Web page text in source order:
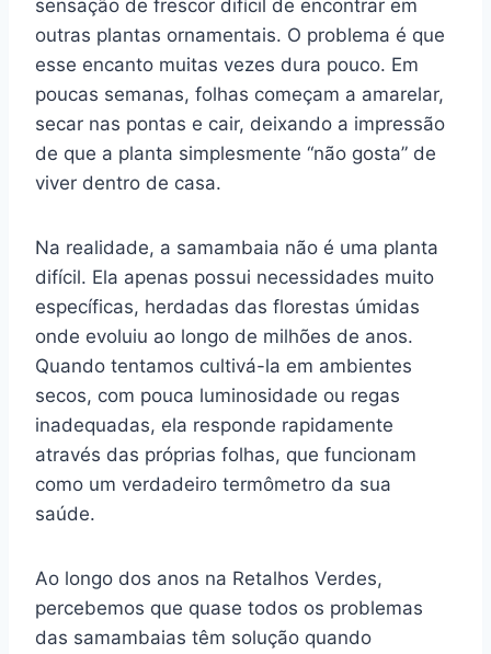
sensação de frescor difícil de encontrar em
outras plantas ornamentais. O problema é que
esse encanto muitas vezes dura pouco. Em
poucas semanas, folhas começam a amarelar,
secar nas pontas e cair, deixando a impressão
de que a planta simplesmente “não gosta” de
viver dentro de casa.
Na realidade, a samambaia não é uma planta
difícil. Ela apenas possui necessidades muito
específicas, herdadas das florestas úmidas
onde evoluiu ao longo de milhões de anos.
Quando tentamos cultivá-la em ambientes
secos, com pouca luminosidade ou regas
inadequadas, ela responde rapidamente
através das próprias folhas, que funcionam
como um verdadeiro termômetro da sua
saúde.
Ao longo dos anos na Retalhos Verdes,
percebemos que quase todos os problemas
das samambaias têm solução quando